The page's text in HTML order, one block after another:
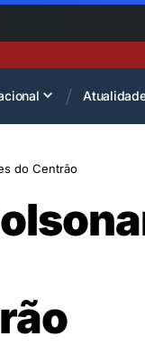
do Centrão